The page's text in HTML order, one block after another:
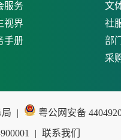
服务
视界
手册
文
社
部
采
|
粤公网安备
| 联系我们